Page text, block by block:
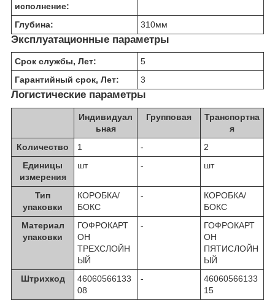
исполнение:
Глубина: 310мм
Эксплуатационные параметры
Срок службы, Лет:
5
Гарантийный срок, Лет:
3
Логистические параметры
Индивидуал
ьная
Групповая
Транспортна
я
Количество
1 -
2
Единицы
измерения
шт - шт
Тип
упаковки
КОРОБКА/
БОКС
-
КОРОБКА/
БОКС
Материал
упаковки
ГОФРОКАРТ
ОН
ТРЕХСЛОЙН
ЫЙ
-
ГОФРОКАРТ
ОН
ПЯТИСЛОЙН
ЫЙ
Штрихкод
46060566133
08
-
46060566133
15